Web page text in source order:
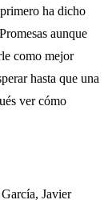
ha dicho
aunque
como mejor
hasta que una
ver cómo
Javier